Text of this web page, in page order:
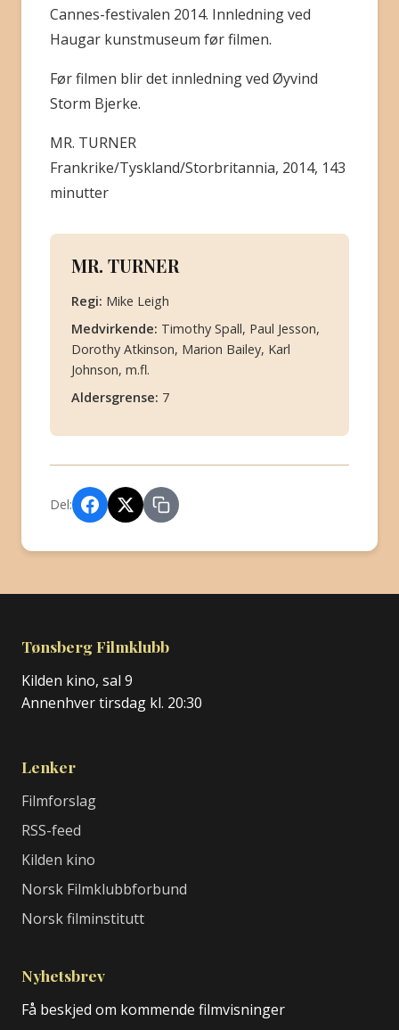
Cannes-festivalen 2014. Innledning ved
Haugar kunstmuseum før filmen.
Før filmen blir det innledning ved Øyvind
Storm Bjerke.
MR. TURNER
Frankrike/Tyskland/Storbritannia, 2014, 143
minutter
MR. TURNER
Regi: Mike Leigh
Medvirkende: Timothy Spall, Paul Jesson,
Dorothy Atkinson, Marion Bailey, Karl
Johnson, m.fl.
Aldersgrense: 7
Del:
Tønsberg Filmklubb
Kilden kino, sal 9
Annenhver tirsdag kl. 20:30
Lenker
Filmforslag
RSS-feed
Kilden kino
Norsk Filmklubbforbund
Norsk filminstitutt
Nyhetsbrev
Få beskjed om kommende filmvisninger